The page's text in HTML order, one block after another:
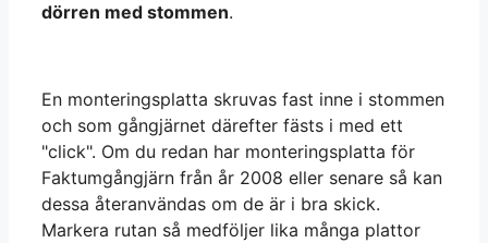
dörren med stommen.
En monteringsplatta skruvas fast inne i stommen
och som gångjärnet därefter fästs i med ett
"click". Om du redan har monteringsplatta för
Faktumgångjärn från år 2008 eller senare så kan
dessa återanvändas om de är i bra skick.
Markera rutan så medföljer lika många plattor